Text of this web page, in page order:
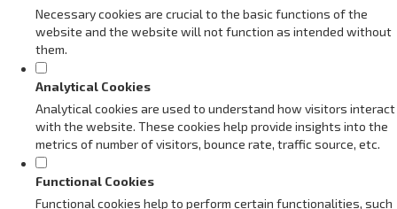
Necessary cookies are crucial to the basic functions of the
website and the website will not function as intended without
them.
Analytical Cookies
Analytical cookies are used to understand how visitors interact
with the website. These cookies help provide insights into the
metrics of number of visitors, bounce rate, traffic source, etc.
Functional Cookies
Functional cookies help to perform certain functionalities, such